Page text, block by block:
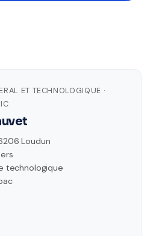
ET TECHNOLOGIQUE ·
Loudun
technologique